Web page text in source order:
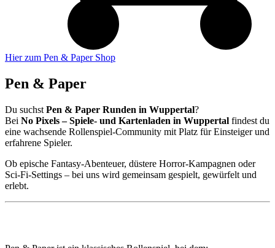
Hier zum Pen & Paper Shop
Pen & Paper
Du suchst Pen & Paper Runden in Wuppertal?
Bei No Pixels – Spiele- und Kartenladen in Wuppertal findest du
eine wachsende Rollenspiel-Community mit Platz für Einsteiger und
erfahrene Spieler.
Ob epische Fantasy-Abenteuer, düstere Horror-Kampagnen oder
Sci-Fi-Settings – bei uns wird gemeinsam gespielt, gewürfelt und
erlebt.